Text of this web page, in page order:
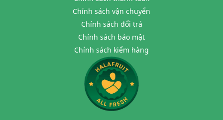
Chính sách vận chuyển
Chính sách đổi trả
Chính sách bảo mật
Chính sách kiểm hàng